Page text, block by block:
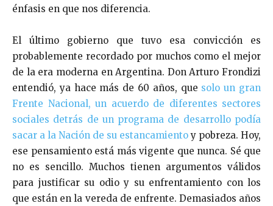
énfasis en que nos diferencia.
El último gobierno que tuvo esa convicción es
probablemente recordado por muchos como el mejor
de la era moderna en Argentina. Don Arturo Frondizi
entendió, ya hace más de 60 años, que solo un gran
Frente Nacional, un acuerdo de diferentes sectores
sociales detrás de un programa de desarrollo podía
sacar a la Nación de su estancamientoy pobreza. Hoy,
ese pensamiento está más vigente que nunca. Sé que
no es sencillo. Muchos tienen argumentos válidos
para justificar su odio y su enfrentamiento con los
que están en la vereda de enfrente. Demasiados años